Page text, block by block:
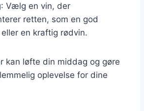
: Vælg en vin, der
retten, som en god
en kraftig rødvin.
kan løfte din middag og gøre
oplevelse for dine